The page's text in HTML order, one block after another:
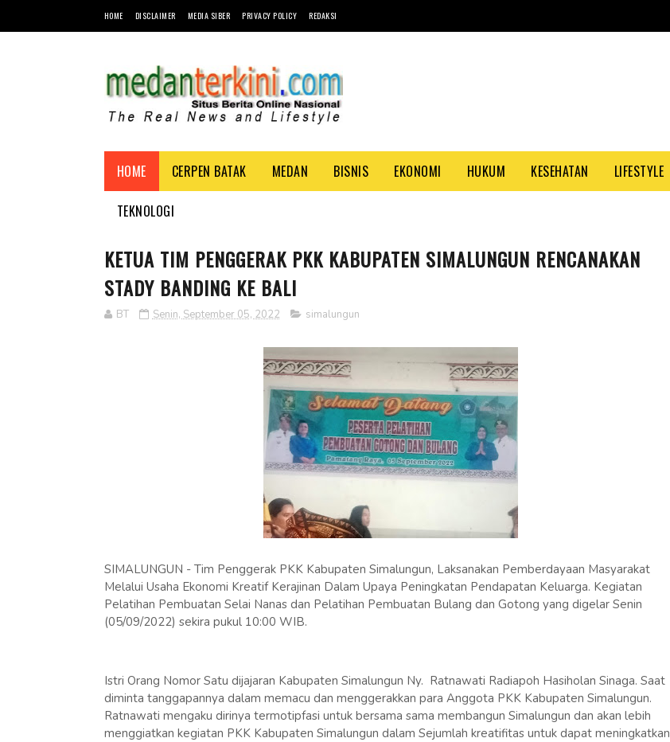
HOME DISCLAIMER MEDIA SIBER PRIVACY POLICY REDAKSI
HOME CERPEN BATAK MEDAN BISNIS EKONOMI HUKUM KESEHATAN LIFESTYLE
TEKNOLOGI
KETUA TIM PENGGERAK PKK KABUPATEN SIMALUNGUN RENCANAKAN
STADY BANDING KE BALI
BT Senin, September 05, 2022 simalungun
SIMALUNGUN - Tim Penggerak PKK Kabupaten Simalungun, Laksanakan Pemberdayaan Masyarakat
Melalui Usaha Ekonomi Kreatif Kerajinan Dalam Upaya Peningkatan Pendapatan Keluarga. Kegiatan
Pelatihan Pembuatan Selai Nanas dan Pelatihan Pembuatan Bulang dan Gotong yang digelar Senin
(05/09/2022) sekira pukul 10:00 WIB.
Istri Orang Nomor Satu dijajaran Kabupaten Simalungun Ny. Ratnawati Radiapoh Hasiholan Sinaga. Saat
diminta tanggapannya dalam memacu dan menggerakkan para Anggota PKK Kabupaten Simalungun.
Ratnawati mengaku dirinya termotipfasi untuk bersama sama membangun Simalungun dan akan lebih
menggiatkan kegiatan PKK Kabupaten Simalungun dalam Sejumlah kreatifitas untuk dapat meningkatkan